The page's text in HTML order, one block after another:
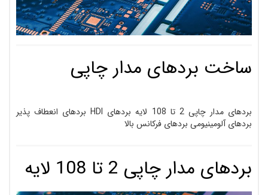
ساخت بردهای مدار چاپی
بردهای مدار چاپی 2 تا 108 لایه بردهای HDI بردهای انعطاف پذیر
بردهای آلومینیومی بردهای فرکانس بالا
بردهای مدار چاپی 2 تا 108 لایه